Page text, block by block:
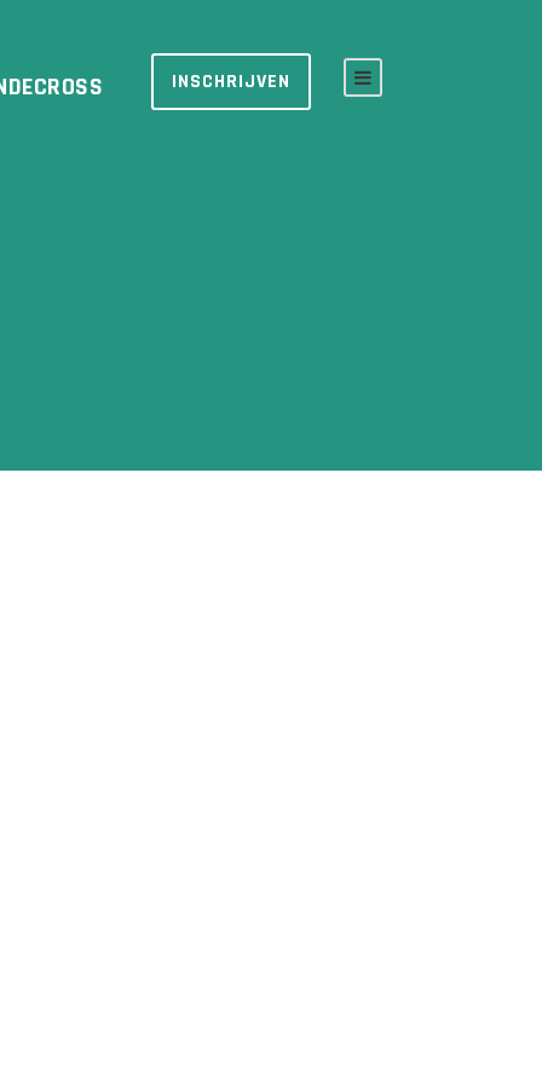
INSCHRIJVEN